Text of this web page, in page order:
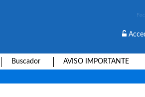
Buscador AVISO IMPORTANTE